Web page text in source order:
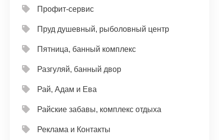
Профит-сервис
Пруд душевный, рыболовный центр
Пятница, банный комплекс
Разгуляй, банный двор
Рай, Адам и Ева
Райские забавы, комплекс отдыха
Реклама и Контакты